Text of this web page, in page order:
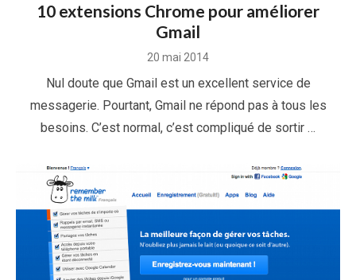
10 extensions Chrome pour améliorer
Gmail
Posted
20 mai 2014
Nul doute que Gmail est un excellent service de
messagerie. Pourtant, Gmail ne répond pas à tous les
besoins. C’est normal, c’est compliqué de sortir …